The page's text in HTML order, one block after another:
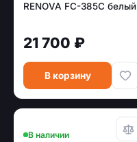
RENOVA FC-385C белый
21 700 ₽
В корзину
В наличии